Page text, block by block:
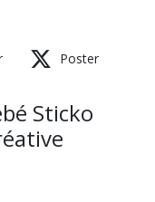
Poster
Sticko